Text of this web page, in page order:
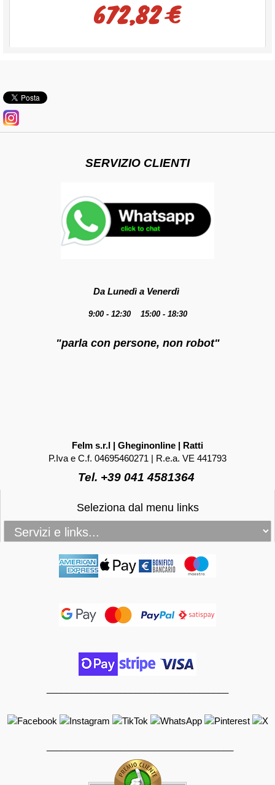
672,82 €
SERVIZIO CLIENTI
Da Lunedì a Venerdì
9:00 - 12:30 15:00 - 18:30
"parla con persone, non robot"
Felm s.r.l | Gheginonline | Ratti
P.Iva e C.f. 04695460271 | R.e.a. VE 441793
Tel. +39 041 4581364
Seleziona dal menu links